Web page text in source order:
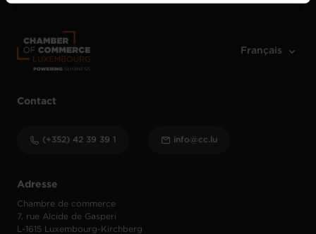
protection des données personnelles
Adresse
Chambre de commerce
7, rue Alcide de Gasperi
L-1615 Luxembourg-Kirchberg
Contact
(+352) 42 39 39 1 info@cc.lu